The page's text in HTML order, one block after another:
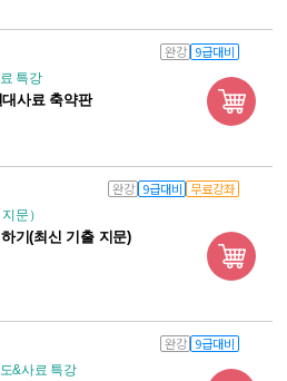
완강 9급대비
특강
사료 축약판
완강 9급대비 무료강좌
문）
기(최신 기출 지문)
완강 9급대비
&사료 특강